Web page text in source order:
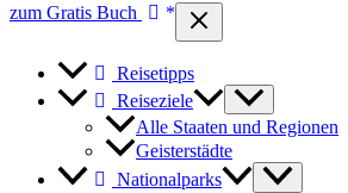
zum Gratis Buch
Reisetipps
Reiseziele
Alle Staaten und Regionen
Geisterstädte
Nationalparks